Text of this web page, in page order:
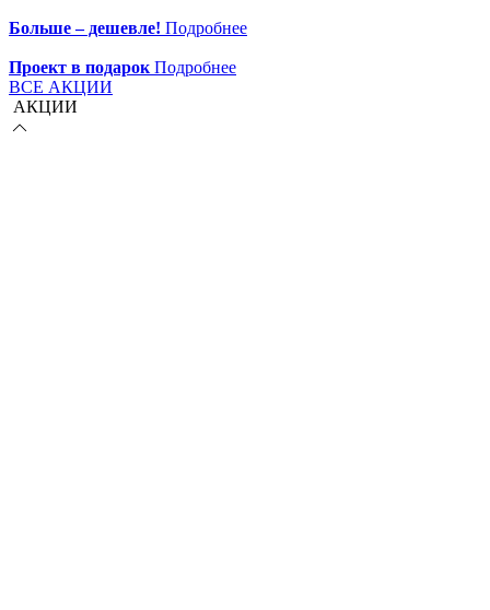
Больше – дешевле! Подробнее
Проект в подарок Подробнее
ВСЕ АКЦИИ
АКЦИИ